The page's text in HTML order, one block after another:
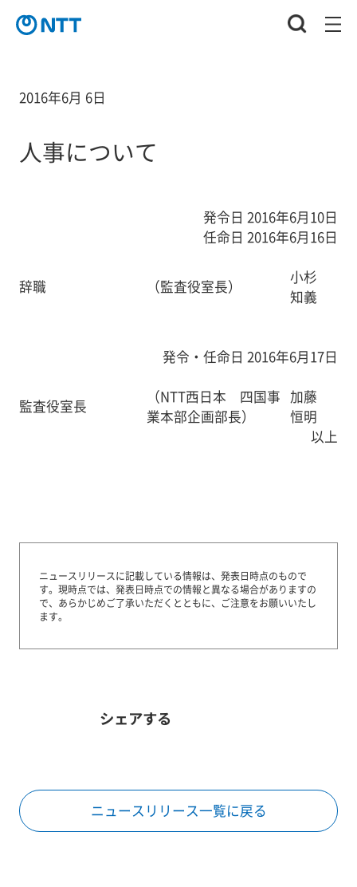
2016年6月 6日
人事について
発令日 2016年6月10日
任命日 2016年6月16日
辞職 （監査役室長）
小杉
知義
発令・任命日 2016年6月17日
監査役室長
（NTT西日本 四国事
業本部企画部長）
加藤
恒明
以上
ニュースリリースに記載している情報は、発表日時点のもので
す。 現時点では、発表日時点での情報と異なる場合がありますの
で、あらかじめご了承いただくとともに、ご注意をお願いいたし
ます。
シェアする
ニュースリリース一覧に戻る